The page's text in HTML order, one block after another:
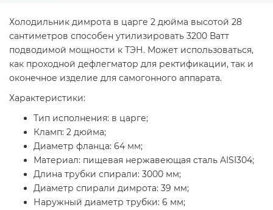
Холодильник димрота в царге 2 дюйма высотой 28
сантиметров способен утилизировать 3200 Ватт
подводимой мощности к ТЭН. Может использоваться,
как проходной дефлегматор для ректификации, так и
оконечное изделие для самогонного аппарата.
Характеристики:
Тип исполнения: в царге;
Кламп: 2 дюйма;
Диаметр фланца: 64 мм;
Материал: пищевая нержавеющая сталь AISI304;
Длина трубки спирали: 3000 мм;
Диаметр спирали димрота: 39 мм;
Наружный диаметр трубки: 6 мм;